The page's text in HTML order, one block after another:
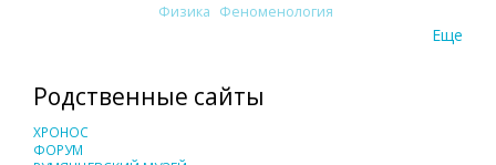
Физика Феноменология
Еще
Родственные сайты
ХРОНОС
ФОРУМ